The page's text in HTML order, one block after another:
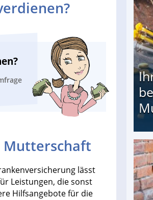
Mutterschaft
lässt
Leistungen, die sonst
Hilfsangebote für die
schwer behindert zur Welt: Suff-